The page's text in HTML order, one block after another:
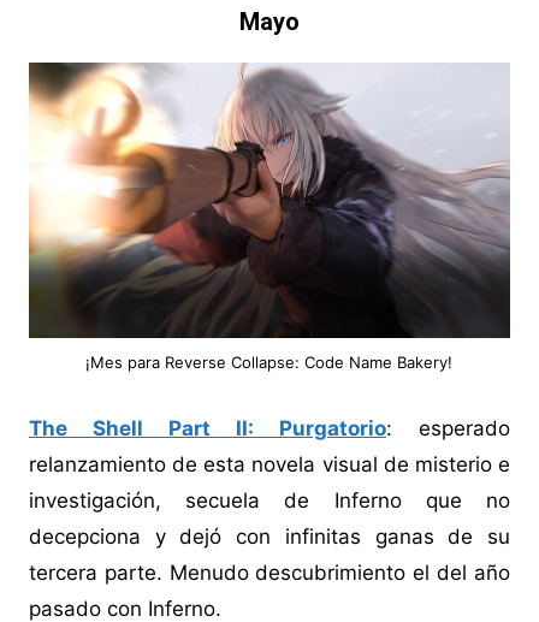
Mayo
¡Mes para Reverse Collapse: Code Name Bakery!
The Shell Part II: Purgatorio: esperado
relanzamiento de esta novela visual de misterio e
investigación, secuela de Inferno que no
decepciona y dejó con infinitas ganas de su
tercera parte. Menudo descubrimiento el del año
pasado con Inferno.